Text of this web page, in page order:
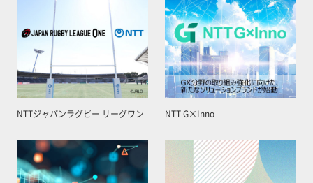
NTTジャパンラグビー リーグワン NTT G×Inno